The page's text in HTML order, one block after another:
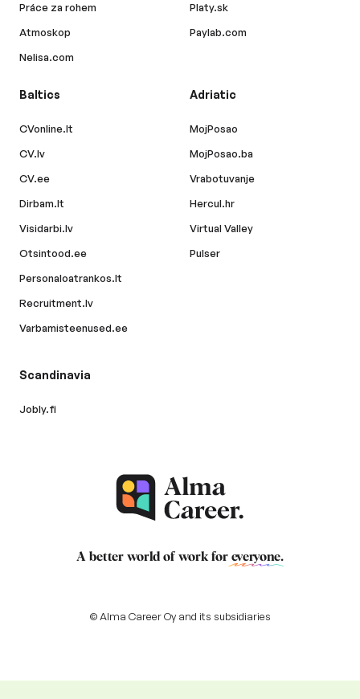
Práce za rohem
Atmoskop
Nelisa.com
Platy.sk
Paylab.com
Baltics
CVonline.lt
CV.lv
CV.ee
Dirbam.lt
Visidarbi.lv
Otsintood.ee
Personaloatrankos.lt
Recruitment.lv
Varbamisteenused.ee
Adriatic
MojPosao
MojPosao.ba
Vrabotuvanje
Hercul.hr
Virtual Valley
Pulser
Scandinavia
Jobly.fi
A better world of work for everyone.
© Alma Career Oy and its subsidiaries